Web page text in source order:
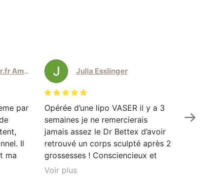
elodie.amodeo@sfr.fr Amodeo
par
Il
ma
à
Julia Esslinger
Opérée d’une lipo VASER il y a 3
semaines je ne remercierais
jamais assez le Dr Bettex d’avoir
retrouvé un corps sculpté après 2
grossesses ! Consciencieux et
perfectionniste je vous
Voir plus